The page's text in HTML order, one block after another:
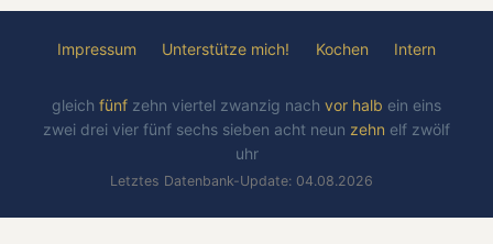
Impressum Unterstütze mich! Kochen Intern
gleich fünf zehn viertel zwanzig nach vor halb ein eins
zwei drei vier fünf sechs sieben acht neun zehn elf zwölf
uhr
Letztes Datenbank-Update: 04.08.2026